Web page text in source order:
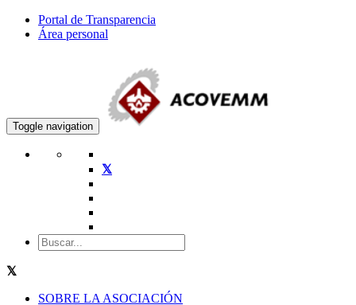
Portal de Transparencia
Área personal
Toggle navigation
SOBRE LA ASOCIACIÓN